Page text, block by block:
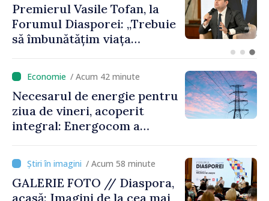
Un specialist din diaspora își
propune să revină în
Republica Moldova pentru a
/ Acum 42 minute
Necesarul de energie pentru
ziua de vineri, acoperit
integral: Energocom a
/ Acum 58 minute
GALERIE FOTO // Diaspora,
acasă: Imagini de la cea mai